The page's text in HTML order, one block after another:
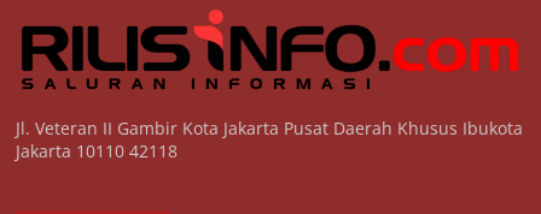
Jl. Veteran II Gambir Kota Jakarta Pusat Daerah Khusus Ibukota
Jakarta 10110 42118